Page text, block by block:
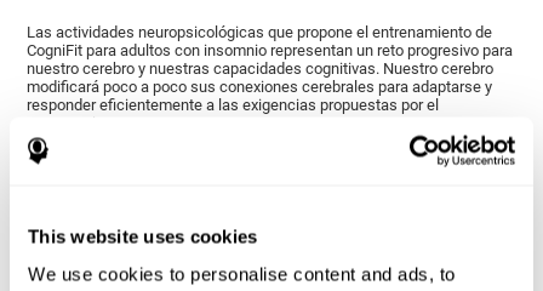
This website uses cookies
We use cookies to personalise content and ads, to
Las actividades neuropsicológicas que propone el entrenamiento de
CogniFit para adultos con insomnio representan un reto progresivo para
nuestro cerebro y nuestras capacidades cognitivas. Nuestro cerebro
modificará poco a poco sus conexiones cerebrales para adaptarse y
responder eficientemente a las exigencias propuestas por el
entrenamiento.
Esta capacidad de nuestro cerebro para modificar su estructura con el
fin de adaptarse a la estimulación recibida, es la llamada “plasticidad
posibilidades en función de nuestra experiencia. Así, si las actividades
de CogniFit nos demandan constantemente un esfuerzo adecuado para
cerebro intentará modificarse ligeramente para que estas actividades